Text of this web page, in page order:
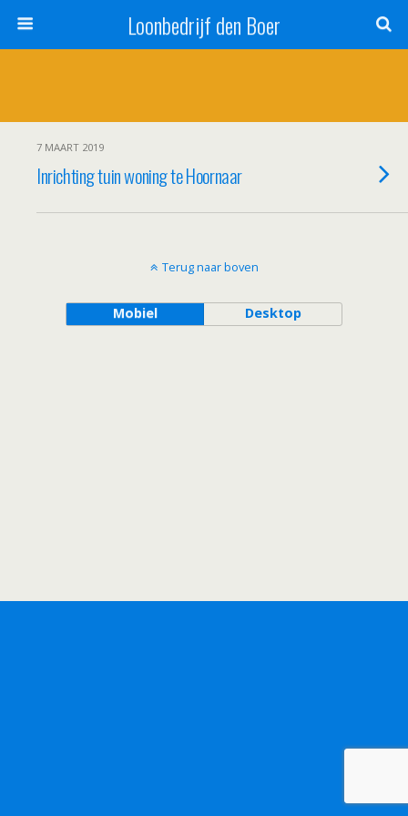
Loonbedrijf den Boer
7 MAART 2019
Inrichting tuin woning te Hoornaar
Terug naar boven
Mobiel Desktop